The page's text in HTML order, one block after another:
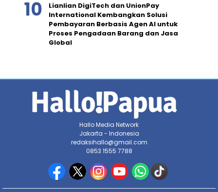
Lianlian DigiTech dan UnionPay
International Kembangkan Solusi
Pembayaran Berbasis Agen AI untuk
Proses Pengadaan Barang dan Jasa
Global
Hallo Media Network
Jakarta - Indonesia
redaksihallo@gmail.com
0853 1555 7788